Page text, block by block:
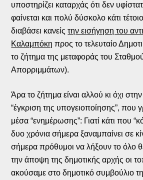
υποστηρίζει καταρχάς ότι δεν
φαίνεται και πολύ δύσκολο κάτι
διαβάσει κανείςτην εισήγηση του
Καλαμπόκη προς το τελευταίο
το ζήτημα της μεταφοράς του
Απορριμμάτων).
Άρα το ζήτημα είναι αλλού κι όχι
“έγκριση της υπογειοποίησης”, που
μέσα “ενημέρωσης”: Γιατί κάτι που
δυο χρόνια σήμερα ξαναμπαίνει σε
σήμερα πρόθυμοι να λήξουν το όλο
την άποψη της δημοτικής αρχής οι
ακούσαμε στο δημοτικό συμβούλιο